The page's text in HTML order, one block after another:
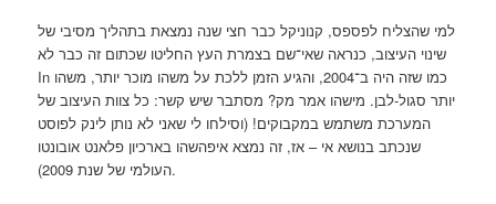
למי שהצליח לפספס, קנוניקל כבר חצי שנה נמצאת בתהליך מסיבי של
שינוי העיצוב, כנראה שאי־שם בצמרת העץ החליטו שכתום זה כבר לא
In כמו שזה היה ב־2004, והגיע הזמן ללכת על משהו מוכר יותר, משהו
יותר סגול-לבן. מישהו אמר מק? מסתבר שיש קשר: כל צוות העיצוב של
המערכת משתמש במקבוקים! (וסילחו לי שאני לא נותן לינק לפוסט
שנכתב בנושא אי – אז, זה נמצא איפהשהו בארכיון פלאנט אובונטו
העולמי של שנת 2009).